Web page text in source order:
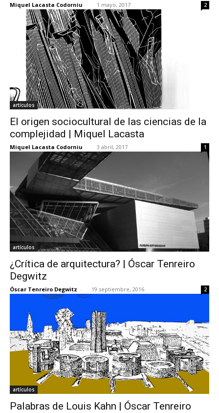
Miquel Lacasta Codorniu - 1 mayo, 2017 2
artículos
El origen sociocultural de las ciencias de la
complejidad | Miquel Lacasta
Miquel Lacasta Codorniu - 3 abril, 2017 1
artículos
¿Crítica de arquitectura? | Óscar Tenreiro
Degwitz
Óscar Tenreiro Degwitz - 19 septiembre, 2016 2
artículos
Palabras de Louis Kahn | Óscar Tenreiro